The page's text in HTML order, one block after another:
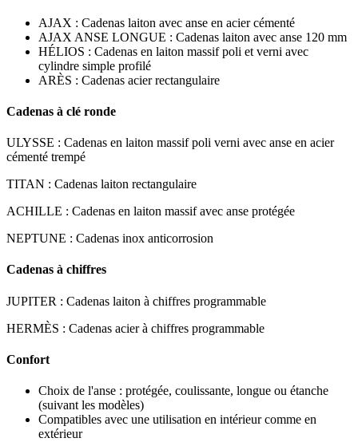
AJAX : Cadenas laiton avec anse en acier cémenté
AJAX ANSE LONGUE : Cadenas laiton avec anse 120 mm
HÉLIOS : Cadenas en laiton massif poli et verni avec
cylindre simple profilé
ARÈS : Cadenas acier rectangulaire
Cadenas à clé ronde
ULYSSE : Cadenas en laiton massif poli verni avec anse en acier
cémenté trempé
TITAN : Cadenas laiton rectangulaire
ACHILLE : Cadenas en laiton massif avec anse protégée
NEPTUNE : Cadenas inox anticorrosion
Cadenas à chiffres
JUPITER : Cadenas laiton à chiffres programmable
HERMÈS : Cadenas acier à chiffres programmable
Confort
Choix de l'anse : protégée, coulissante, longue ou étanche
(suivant les modèles)
Compatibles avec une utilisation en intérieur comme en
extérieur